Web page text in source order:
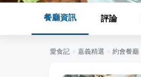
餐廳資訊 評論
愛食記 › 嘉義精選 › 約會餐廳